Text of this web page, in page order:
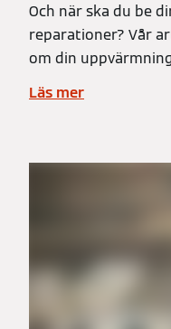
Och när ska du be
reparationer? Vår
om din
Läs mer